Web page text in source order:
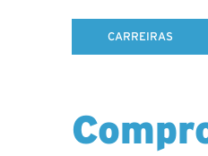
CARREIRAS
Hy-